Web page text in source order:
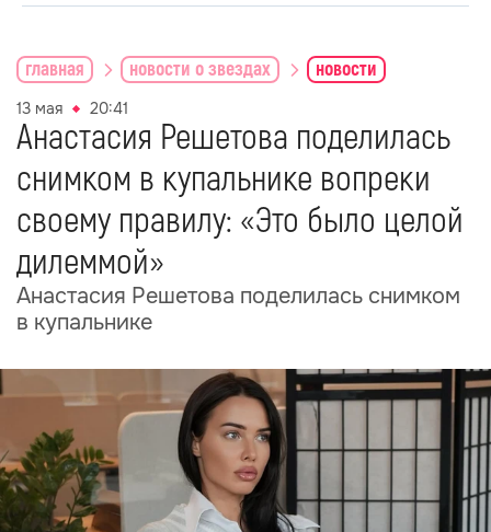
главная новости о звездах новости
13 мая 20:41
Анастасия Решетова поделилась
снимком в купальнике вопреки
своему правилу: «Это было целой
дилеммой»
Анастасия Решетова поделилась снимком
в купальнике